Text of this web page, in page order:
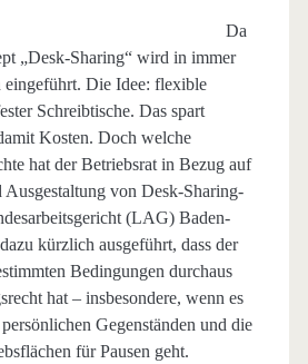
Da
„Desk-Sharing“ wird in immer
eingeführt. Die Idee: flexible
Schreibtische. Das spart
Kosten. Doch welche
hat der Betriebsrat in Bezug auf
von Desk-Sharing-
(LAG) Baden-
kürzlich ausgeführt, dass der
Bedingungen durchaus
hat – insbesondere, wenn es
Gegenständen und die
für Pausen geht.